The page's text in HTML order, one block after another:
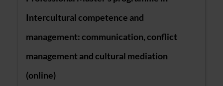
Intercultural competence and
management: communication, conflict
management and cultural mediation
(online)